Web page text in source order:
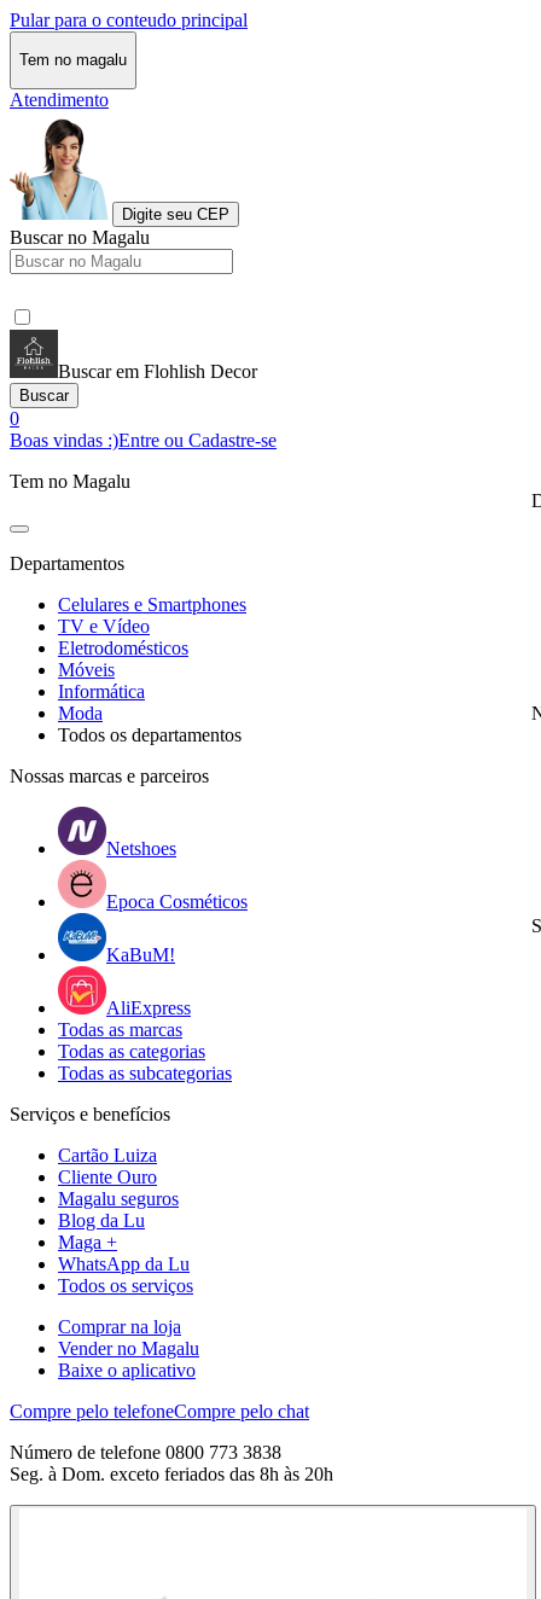
Pular para o conteudo principal
Tem no magalu
Atendimento
Digite seu CEP
Buscar no Magalu
Buscar em Flohlish Decor
Buscar
0
Boas vindas :)Entre ou Cadastre-se
Tem no Magalu
Departamentos
Celulares e Smartphones
TV e Vídeo
Eletrodomésticos
Móveis
Informática
Moda
Todos os departamentos
Nossas marcas e parceiros
Netshoes
Epoca Cosméticos
KaBuM!
AliExpress
Todas as marcas
Todas as categorias
Todas as subcategorias
Serviços e benefícios
Cartão Luiza
Cliente Ouro
Magalu seguros
Blog da Lu
Maga +
WhatsApp da Lu
Todos os serviços
Comprar na loja
Vender no Magalu
Baixe o aplicativo
Compre pelo telefoneCompre pelo chat
Número de telefone 0800 773 3838
Seg. à Dom. exceto feriados das 8h às 20h